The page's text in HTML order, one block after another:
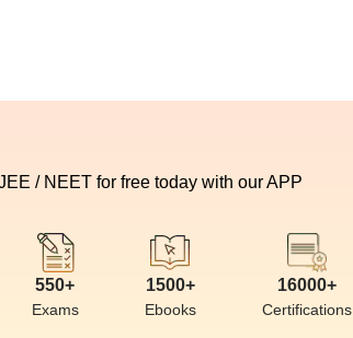
/ NEET for free today with our APP
550+
Exams
1500+
Ebooks
16000+
Certifications